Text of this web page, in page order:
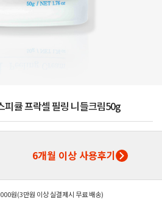
피큘 프락셀 필링 니들크림50g
6개월 이상 사용후기
원(3만원 이상 실결제시 무료 배송)